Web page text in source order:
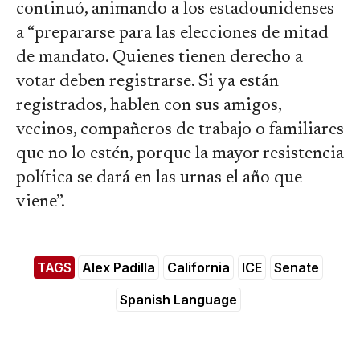
continuó, animando a los estadounidenses
a “prepararse para las elecciones de mitad
de mandato. Quienes tienen derecho a
votar deben registrarse. Si ya están
registrados, hablen con sus amigos,
vecinos, compañeros de trabajo o familiares
que no lo estén, porque la mayor resistencia
política se dará en las urnas el año que
viene”.
TAGS Alex Padilla California ICE
Senate
Spanish Language